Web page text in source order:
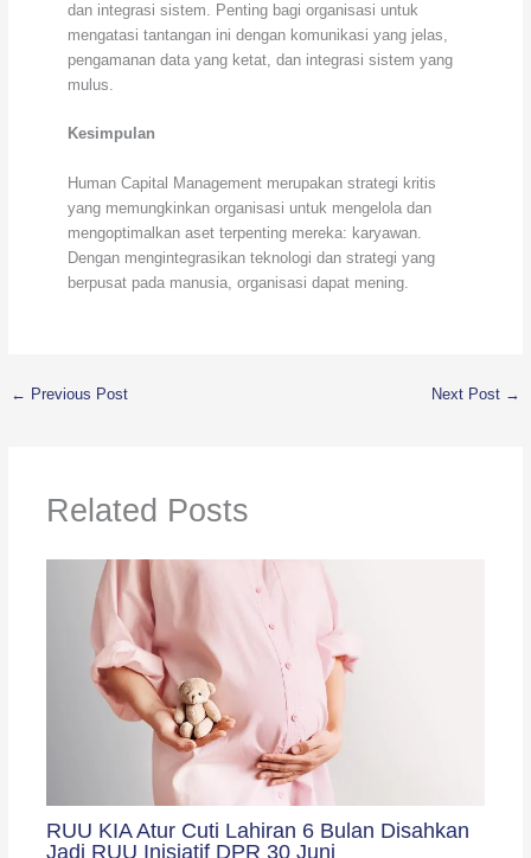
dan integrasi sistem. Penting bagi organisasi untuk
mengatasi tantangan ini dengan komunikasi yang jelas,
pengamanan data yang ketat, dan integrasi sistem yang
mulus.
Kesimpulan
Human Capital Management merupakan strategi kritis
yang memungkinkan organisasi untuk mengelola dan
mengoptimalkan aset terpenting mereka: karyawan.
Dengan mengintegrasikan teknologi dan strategi yang
berpusat pada manusia, organisasi dapat mening.
← Previous Post Next Post →
Related Posts
RUU KIA Atur Cuti Lahiran 6 Bulan Disahkan
Jadi RUU Inisiatif DPR 30 Juni